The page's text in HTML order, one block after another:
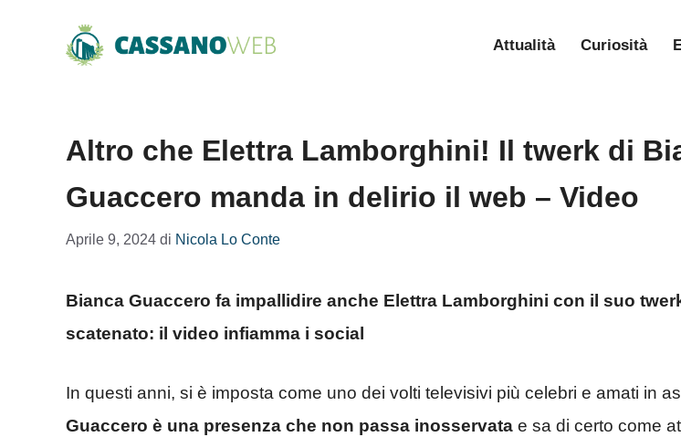
Attualità Curiosità
Altro che Elettra Lamborghini! Il twerk di
Guaccero manda in delirio il web – Video
Aprile 9, 2024 di Nicola Lo Conte
Bianca Guaccero fa impallidire anche Elettra Lamborghini con il suo
scatenato: il video infiamma i social
In questi anni, si è imposta come uno dei volti televisivi più celebri e amati in
Guaccero è una presenza che non passa inosservata e sa di certo come